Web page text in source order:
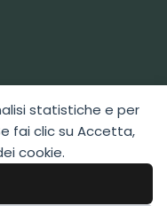
statistiche e per
fai clic su Accetta,
cookie.
Sagl